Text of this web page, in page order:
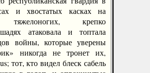
и хвостатых касках на
тяжелоногих, крепко
атаковала и топтала
войны, которые уверены
никогда не тронет их,
тот, кто видел блеск сабель